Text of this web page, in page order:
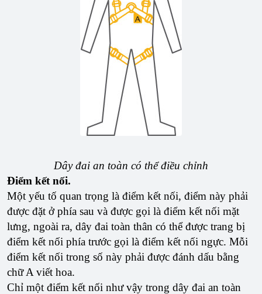
Dây đai an toàn có thể điều chỉnh
Điểm kết nối.
Một yếu tố quan trọng là điểm kết nối, điểm này phải
được đặt ở phía sau và được gọi là điểm kết nối mặt
lưng, ngoài ra, dây đai toàn thân có thể được trang bị
điểm kết nối phía trước gọi là điểm kết nối ngực. Mỗi
điểm kết nối trong số này phải được đánh dấu bằng
chữ A viết hoa.
Chỉ một điểm kết nối như vậy trong dây đai an toàn